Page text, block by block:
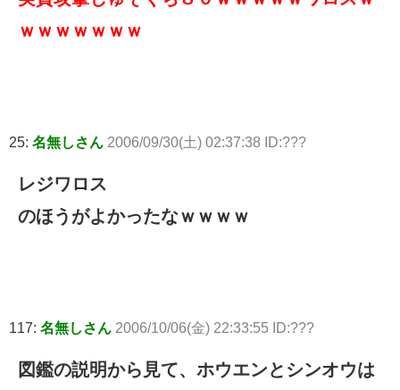
ｗｗｗｗｗｗｗ
25: 名無しさん 2006/09/30(土) 02:37:38 ID:???
レジワロス
のほうがよかったなｗｗｗｗ
117: 名無しさん 2006/10/06(金) 22:33:55 ID:???
図鑑の説明から見て、ホウエンとシンオウは